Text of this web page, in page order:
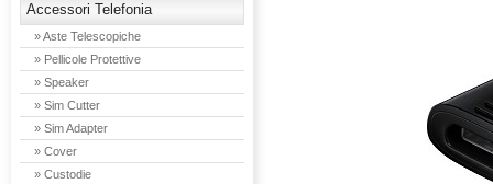
Accessori Telefonia
» Aste Telescopiche
» Pellicole Protettive
» Speaker
» Sim Cutter
» Sim Adapter
» Cover
» Custodie